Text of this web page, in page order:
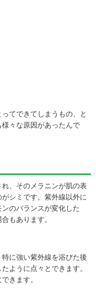
てできてしまうもの、と
々な原因があったんで
、そのメラニンが肌の表
シミです。紫外線以外に
のバランスが変化した
もあります。
に強い紫外線を浴びた後
ように点々とできます。
きます。